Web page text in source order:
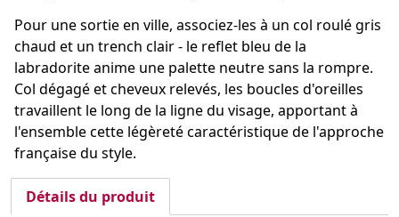
Pour une sortie en ville, associez-les à un col roulé gris
chaud et un trench clair - le reflet bleu de la
labradorite anime une palette neutre sans la rompre.
Col dégagé et cheveux relevés, les boucles d'oreilles
travaillent le long de la ligne du visage, apportant à
l'ensemble cette légèreté caractéristique de l'approche
française du style.
Détails du produit